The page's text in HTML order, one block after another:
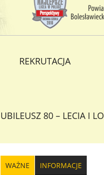
REKRUTACJA
80 – LECIA I LO
WAŻNE INFORMACJE